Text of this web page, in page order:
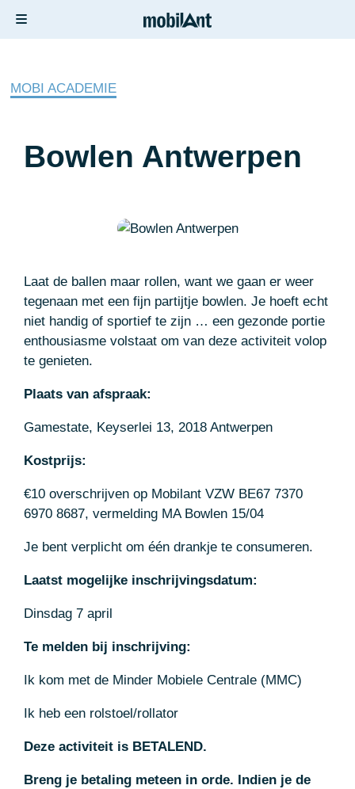
MOBI ACADEMIE
Bowlen Antwerpen
Laat de ballen maar rollen, want we gaan er weer
tegenaan met een fijn partijtje bowlen. Je hoeft echt
niet handig of sportief te zijn … een gezonde portie
enthousiasme volstaat om van deze activiteit volop
te genieten.
Plaats van afspraak:
Gamestate, Keyserlei 13, 2018 Antwerpen
Kostprijs:
€10 overschrijven op Mobilant VZW BE67 7370
6970 8687, vermelding MA Bowlen 15/04
Je bent verplicht om één drankje te consumeren.
Laatst mogelijke inschrijvingsdatum:
Dinsdag 7 april
Te melden bij inschrijving:
Ik kom met de Minder Mobiele Centrale (MMC)
Ik heb een rolstoel/rollator
Deze activiteit is BETALEND.
Breng je betaling meteen in orde. Indien je de